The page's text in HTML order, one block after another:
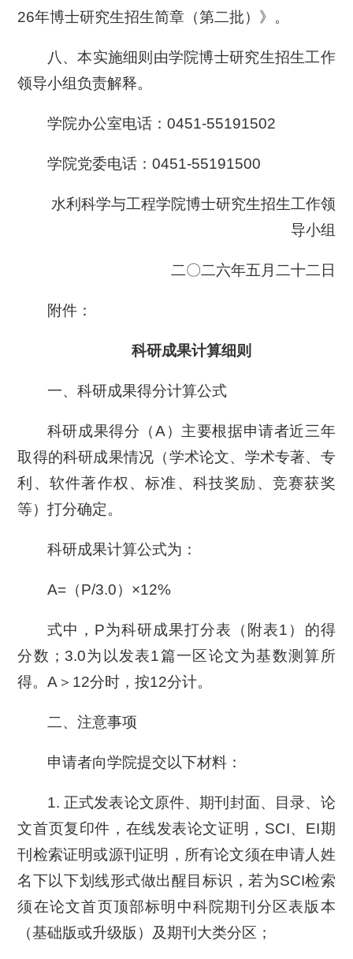
26年博士研究生招生简章（第二批）》。
八、本实施细则由学院博士研究生招生工作
领导小组负责解释。
学院办公室电话：0451-55191502
学院党委电话：0451-55191500
水利科学与工程学院博士研究生招生工作领
导小组
二〇二六年五月二十二日
附件：
科研成果计算细则
一、科研成果得分计算公式
科研成果得分（A）主要根据申请者近三年
取得的科研成果情况（学术论文、学术专著、专
利、软件著作权、标准、科技奖励、竞赛获奖
等）打分确定。
科研成果计算公式为：
A=（P/3.0）×12%
式中，P为科研成果打分表（附表1）的得
分数；3.0为以发表1篇一区论文为基数测算所
得。A＞12分时，按12分计。
二、注意事项
申请者向学院提交以下材料：
1. 正式发表论文原件、期刊封面、目录、论
文首页复印件，在线发表论文证明，SCI、EI期
刊检索证明或源刊证明，所有论文须在申请人姓
名下以下划线形式做出醒目标识，若为SCI检索
须在论文首页顶部标明中科院期刊分区表版本
（基础版或升级版）及期刊大类分区；